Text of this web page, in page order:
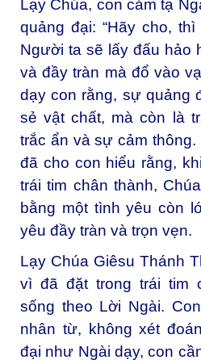
Lạy Chúa, con cảm tạ
quảng đại: “Hãy cho,
Người ta sẽ lấy đấu hảo
và đầy tràn mà đổ vào
dạy con rằng, sự quảng
sẻ vật chất, mà còn là
trắc ẩn và sự cảm
đã cho con hiểu rằng,
trái tim chân thành,
bằng một tình yêu còn
yêu đầy tràn và trọn vẹn.
Lạy Chúa Giêsu Thánh
vì đã đặt trong trái tim
sống theo Lời Ngài.
nhân từ, không xét
đại như Ngài dạy, con